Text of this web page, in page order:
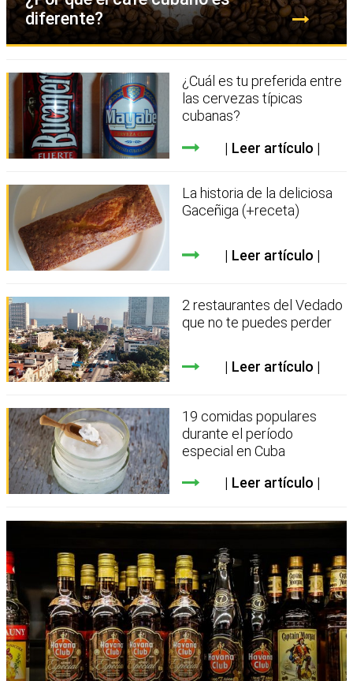
diferente?
¿Cuál es tu preferida entre
las cervezas típicas
cubanas?
Leer artículo
La historia de la deliciosa
Gaceñiga (+receta)
Leer artículo
2 restaurantes del Vedado
que no te puedes perder
Leer artículo
19 comidas populares
durante el período
especial en Cuba
Leer artículo